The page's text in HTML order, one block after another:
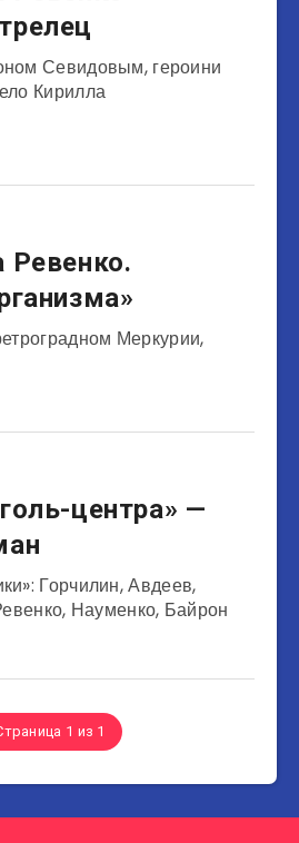
Севидовым, героини
Кирилла
Ревенко.
Меркурии,
центра» —
Горчилин, Авдеев,
Науменко, Байрон
1 из 1